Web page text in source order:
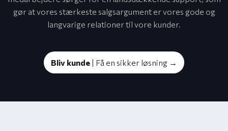
gør at vores stærkeste salgsargument er vores gode og
langvarige relationer til vore kunder.​
Bliv kunde | Få en sikker løsning →